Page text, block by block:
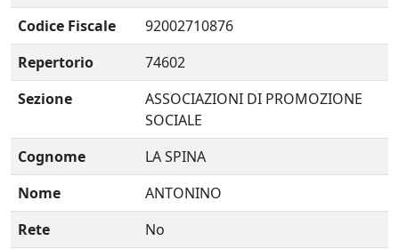
Codice Fiscale
92002710876
Repertorio
74602
Sezione
ASSOCIAZIONI DI PROMOZIONE
SOCIALE
Cognome
LA SPINA
Nome
ANTONINO
Rete
No